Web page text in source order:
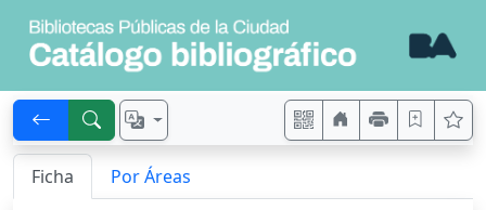
Ficha Por Áreas